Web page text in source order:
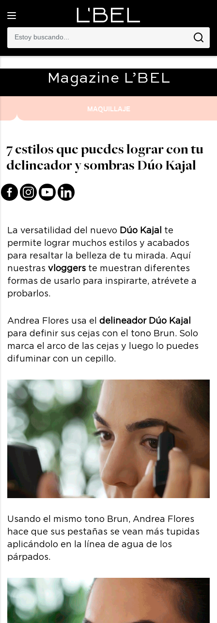
Magazine L’BEL
MAQUILLAJE
7 estilos que puedes lograr con tu
delineador y sombras Dúo Kajal
La versatilidad del nuevo Dúo Kajal te
permite lograr muchos estilos y acabados
para resaltar la belleza de tu mirada. Aquí
nuestras vloggers te muestran diferentes
formas de usarlo para inspirarte, atrévete a
probarlos.
Andrea Flores usa el delineador Dúo Kajal
para definir sus cejas con el tono Brun. Solo
marca el arco de las cejas y luego lo puedes
difuminar con un cepillo.
Usando el mismo tono Brun, Andrea Flores
hace que sus pestañas se vean más tupidas
aplicándolo en la línea de agua de los
párpados.